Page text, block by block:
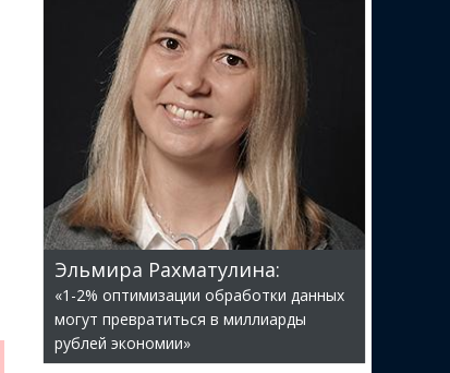
Эльмира Рахматулина:
«1-2% оптимизации обработки данных
могут превратиться в миллиарды
рублей экономии»